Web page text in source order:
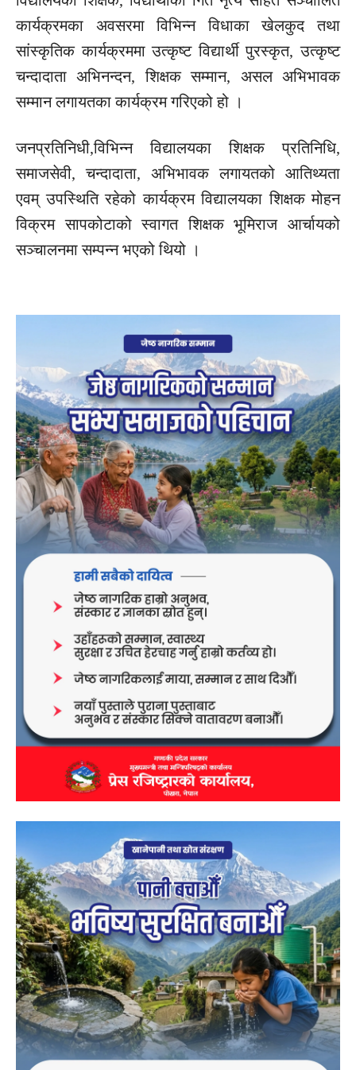
कार्यक्रमका अवसरमा विभिन्न विधाका खेलकुद तथा
सांस्कृतिककार्यक्रममा उत्कृष्ट विद्यार्थी पुरस्कृत, उत्कृष्ट
चन्दादाता अभिनन्दन, शिक्षक सम्मान, असलअभिभावक
सम्मानलगायतकाकार्यक्रम गरिएको हो ।
जनप्रतिनिधी,विभिन्नविद्यालयका शिक्षकप्रतिनिधि,
समाजसेवी, चन्दादाता, अभिभावकलगायतको आतिथ्यता
एवम् उपस्थितिरहेको कार्यक्रम विद्यालयका शिक्षक मोहन
विक्रम सापकोटाको स्वागत शिक्षकभूमिराज आर्चायको
सञ्चालनमा सम्पन्न भएको थियो ।